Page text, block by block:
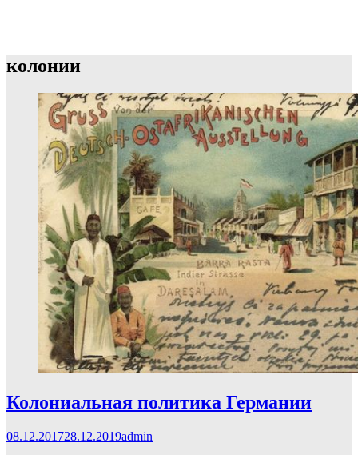
колонии
Колониальная политика Германии
08.12.201728.12.2019admin